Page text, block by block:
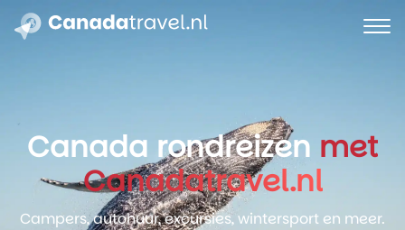
Canada rondreizen met
Canadatravel.nl
Campers, autohuur, excursies, wintersport en meer.